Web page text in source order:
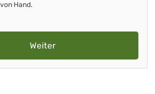
Hand.
Weiter